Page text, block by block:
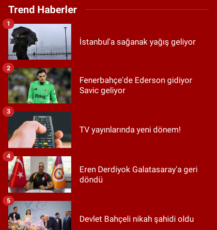
Trend Haberler
İstanbul'a sağanak yağış geliyor
1
Fenerbahçe'de Ederson gidiyor
Savic geliyor
2
TV yayınlarında yeni dönem!
3
Eren Derdiyok Galatasaray'a geri
döndü
4
Devlet Bahçeli nikah şahidi oldu
5